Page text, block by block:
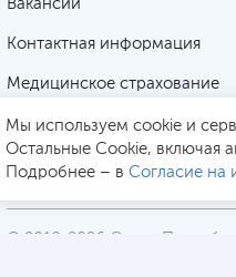
Вакансии
Контактная информация
Медицинское страхование
Цены и услуги
Контролирующие
© 2010-2026 Санкт-
Мы используем cookie и
Остальные Сookie, включая
Подробнее – в Согласие на